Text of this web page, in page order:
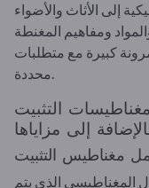
إلى الأثاث والأضواء
ومفاهيم المغنطة
كبيرة مع متطلبات
محددة.
التثبيت
المغناطيسي الذي يتم